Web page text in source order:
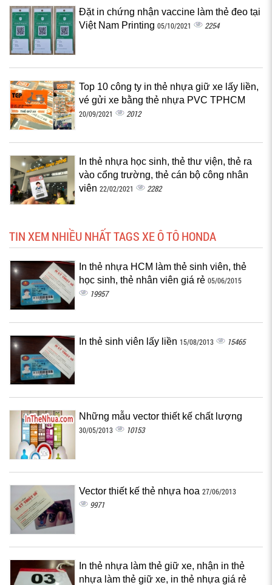
Đặt in chứng nhận vaccine làm thẻ đeo tại
Việt Nam Printing 05/10/2021 2254
Top 10 công ty in thẻ nhựa giữ xe lấy liền,
vé gửi xe bằng thẻ nhựa PVC TPHCM
20/09/2021 2012
In thẻ nhựa học sinh, thẻ thư viện, thẻ ra
vào cổng trường, thẻ cán bộ công nhân
viên 22/02/2021 2282
TIN XEM NHIỀU NHẤT TAGS XE Ô TÔ HONDA
In thẻ nhựa HCM làm thẻ sinh viên, thẻ
học sinh, thẻ nhân viên giá rẻ 05/06/2015
19957
In thẻ sinh viên lấy liền 15/08/2013 15465
Những mẫu vector thiết kế chất lượng
30/05/2013 10153
Vector thiết kế thẻ nhựa hoa 27/06/2013
9971
In thẻ nhựa làm thẻ giữ xe, nhận in thẻ
nhựa làm thẻ giữ xe, in thẻ nhựa giá rẻ